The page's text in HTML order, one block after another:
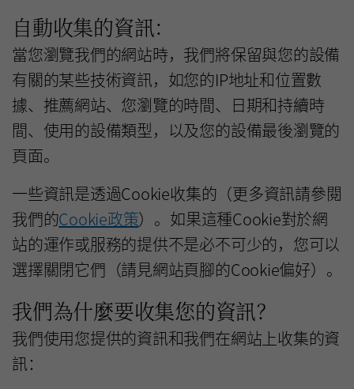
自動收集的資訊：
當您瀏覽我們的網站時，我們將保留與您的設備
有關的某些技術資訊，如您的IP地址和位置數
據、推薦網站、您瀏覽的時間、日期和持續時
間、使用的設備類型，以及您的設備最後瀏覽的
頁面。
一些資訊是透過Cookie收集的（更多資訊請參閱
我們的Cookie政策）。如果這種Cookie對於網
站的運作或服務的提供不是必不可少的，您可以
選擇關閉它們（請見網站頁腳的Cookie偏好）。
我們為什麼要收集您的資訊？
我們使用您提供的資訊和我們在網站上收集的資
訊：